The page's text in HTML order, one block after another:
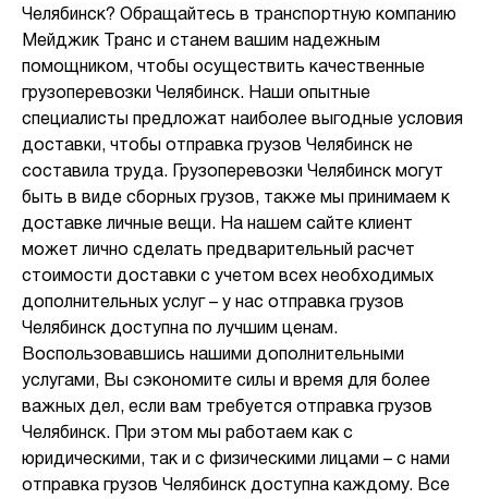
Челябинск? Обращайтесь в транспортную компанию
Мейджик Транс и станем вашим надежным
помощником, чтобы осуществить качественные
грузоперевозки Челябинск. Наши опытные
специалисты предложат наиболее выгодные условия
доставки, чтобы отправка грузов Челябинск не
составила труда. Грузоперевозки Челябинск могут
быть в виде сборных грузов, также мы принимаем к
доставке личные вещи. На нашем сайте клиент
может лично сделать предварительный расчет
стоимости доставки с учетом всех необходимых
дополнительных услуг – у нас отправка грузов
Челябинск доступна по лучшим ценам.
Воспользовавшись нашими дополнительными
услугами, Вы сэкономите силы и время для более
важных дел, если вам требуется отправка грузов
Челябинск. При этом мы работаем как с
юридическими, так и с физическими лицами – с нами
отправка грузов Челябинск доступна каждому. Все